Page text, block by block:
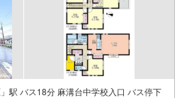
駅 バス18分 麻溝台中学校入口 バス停下